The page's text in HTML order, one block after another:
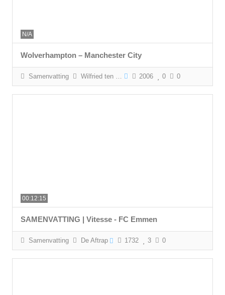
N/A
Wolverhampton – Manchester City
Samenvatting Wilfried ten Haaf 2006 0 0
00:12:15
SAMENVATTING | Vitesse - FC Emmen
Samenvatting De Aftrap 1732 3 0